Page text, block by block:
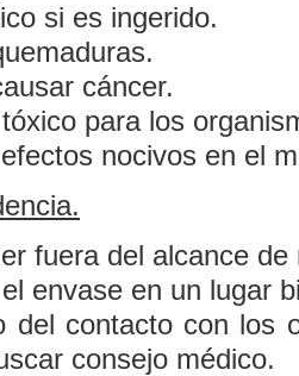
si es ingerido.
cáncer.
para los
nocivos en el
fuera del alcance de
envase en un lugar
del contacto con los
consejo médico.